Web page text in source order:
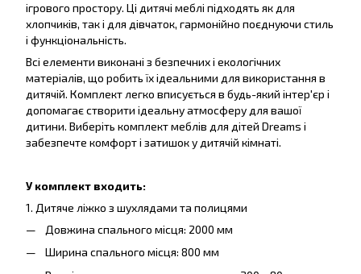
ігрового простору. Ці дитячі меблі підходять як для
хлопчиків, так і для дівчаток, гармонійно поєднуючи стиль
і функціональність.
Всі елементи виконані з безпечних і екологічних
матеріалів, що робить їх ідеальними для використання в
дитячій. Комплект легко вписується в будь-який інтер'єр і
допомагає створити ідеальну атмосферу для вашої
дитини. Виберіть комплект меблів для дітей Dreams і
забезпечте комфорт і затишок у дитячій кімнаті.
У комплект входить:
1. Дитяче ліжко з шухлядами та полицями
Довжина спального місця: 2000 мм
Ширина спального місця: 800 мм